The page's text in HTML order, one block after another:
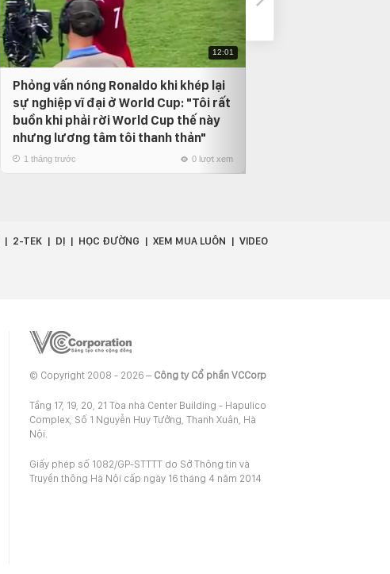
12:01
Phỏng vấn nóng Ronaldo khi khép lại
sự nghiệp vĩ đại ở World Cup: "Tôi rất
buồn khi phải rời World Cup thế này
nhưng lương tâm tôi thanh thản"
1 tháng trước 0 lượt xem
2-TEK DỊ HỌC ĐƯỜNG XEM MUA LUÔN VIDEO
© Copyright 2008 - 2026 – Công ty Cổ phần VCCorp
Tầng 17, 19, 20, 21 Tòa nhà Center Building - Hapulico
Complex, Số 1 Nguyễn Huy Tưởng, Thanh Xuân, Hà
Nội.
Giấy phép số 1082/GP-STTTT do Sở Thông tin và
Truyền thông Hà Nội cấp ngày 16 tháng 4 năm 2014